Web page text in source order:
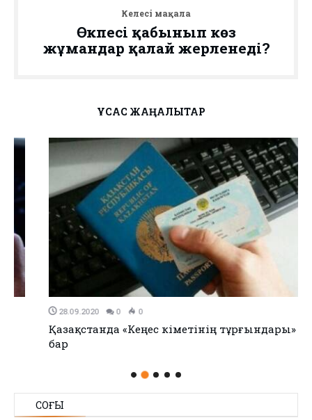
Келесі мақала
Өкпесі қабынып көз
жұмғандар қалай жерленеді?
ҰҚСАС ЖАҢАЛЫҚТАР
28.09.2020 0 0
Қазақстанда «Кеңес үкіметінің тұрғындары» әлі
СОҢҒЫ